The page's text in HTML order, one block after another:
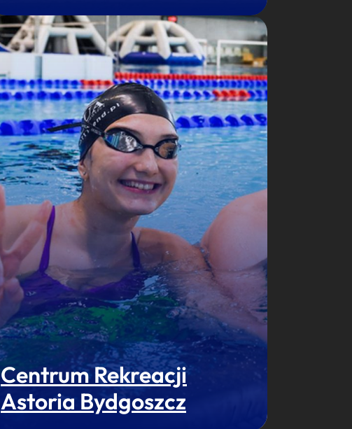
Centrum Rekreacji
Astoria Bydgoszcz